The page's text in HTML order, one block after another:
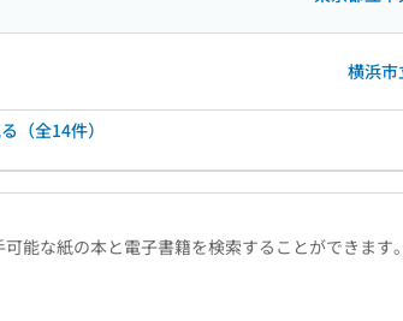
横浜
（全14件）
能な紙の本と電子書籍を検索することができます。